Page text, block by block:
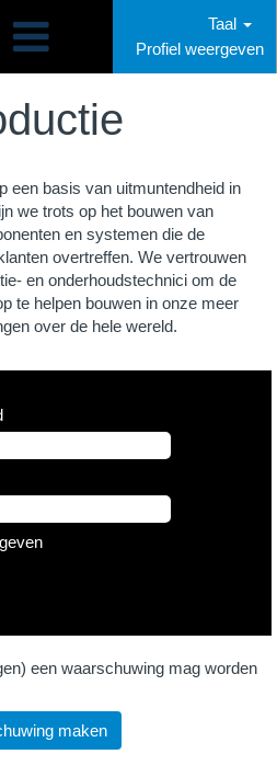
Taal
Profiel weergeven
een basis van uitmuntendheid in
we trots op het bouwen van
en systemen die de
overtreffen. We vertrouwen
en onderhoudstechnici om de
te helpen bouwen in onze meer
over de hele wereld.
een waarschuwing mag worden
maken